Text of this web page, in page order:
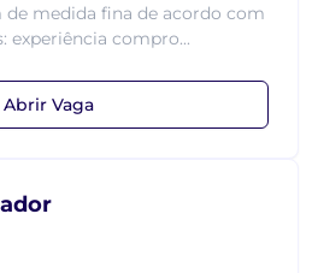
de medida fina de acordo com
experiência compro...
Abrir Vaga